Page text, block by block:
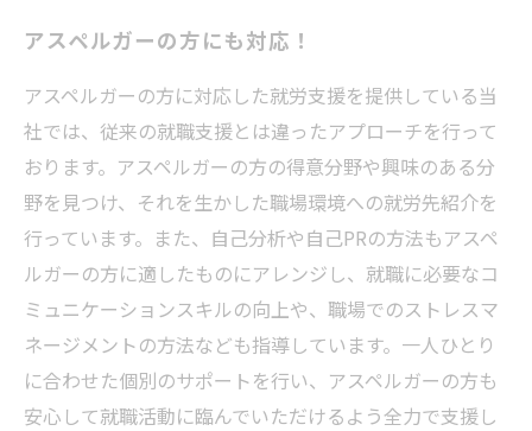
アスペルガーの方にも対応！
アスペルガーの方に対応した就労支援を提供している当
社では、従来の就職支援とは違ったアプローチを行って
おります。アスペルガーの方の得意分野や興味のある分
野を見つけ、それを生かした職場環境への就労先紹介を
行っています。また、自己分析や自己PRの方法もアスペ
ルガーの方に適したものにアレンジし、就職に必要なコ
ミュニケーションスキルの向上や、職場でのストレスマ
ネージメントの方法なども指導しています。一人ひとり
に合わせた個別のサポートを行い、アスペルガーの方も
安心して就職活動に臨んでいただけるよう全力で支援し